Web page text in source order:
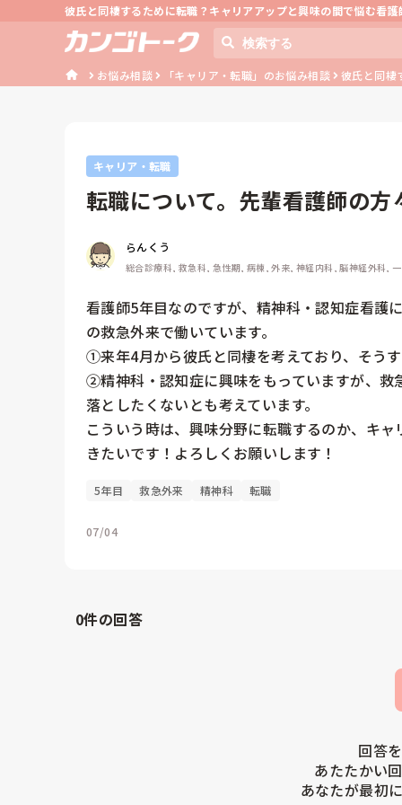
彼氏と同棲するために転職？キャリアアップと興味の間で悩む看護
お悩み相談 「キャリア・転職」のお悩み相談 彼氏と同棲
キャリア・転職
転職について。先輩看護師の
らんくう
総合診療科, 救急科, 急性期, 病棟, 外来, 神経内科, 脳神経外科,
看護師5年目なのですが、精神科・認知症看護
の救急外来で働いています。
①来年4月から彼氏と同棲を考えており、そう
②精神科・認知症に興味をもっていますが、救
落としたくないとも考えています。
こういう時は、興味分野に転職するのか、キ
きたいです！よろしくお願いします！
5年目 救急外来 精神科 転職
07/04
0件の回答
回答
あたたかい
あなたが最初